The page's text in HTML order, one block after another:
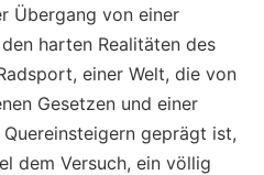
Übergang von einer
harten Realitäten des
einer Welt, die von
Gesetzen und einer
geprägt ist,
dem Versuch, ein völlig